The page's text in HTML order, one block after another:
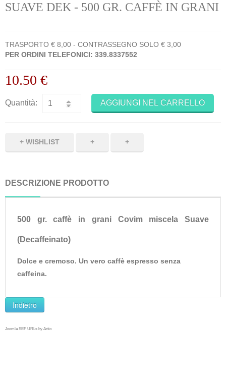
SUAVE DEK - 500 GR. CAFFÈ IN GRANI
TRASPORTO € 8,00 - CONTRASSEGNO SOLO € 3,00
PER ORDINI TELEFONICI: 339.8337552
10.50 €
Quantità: AGGIUNGI NEL CARRELLO
+ +
DESCRIZIONE PRODOTTO
500 gr. caffè in grani Covim miscelaSuave
(Decaffeinato)
Dolce e cremoso. Un vero caffè espresso senza
caffeina.
Joomla SEF URLs by Artio